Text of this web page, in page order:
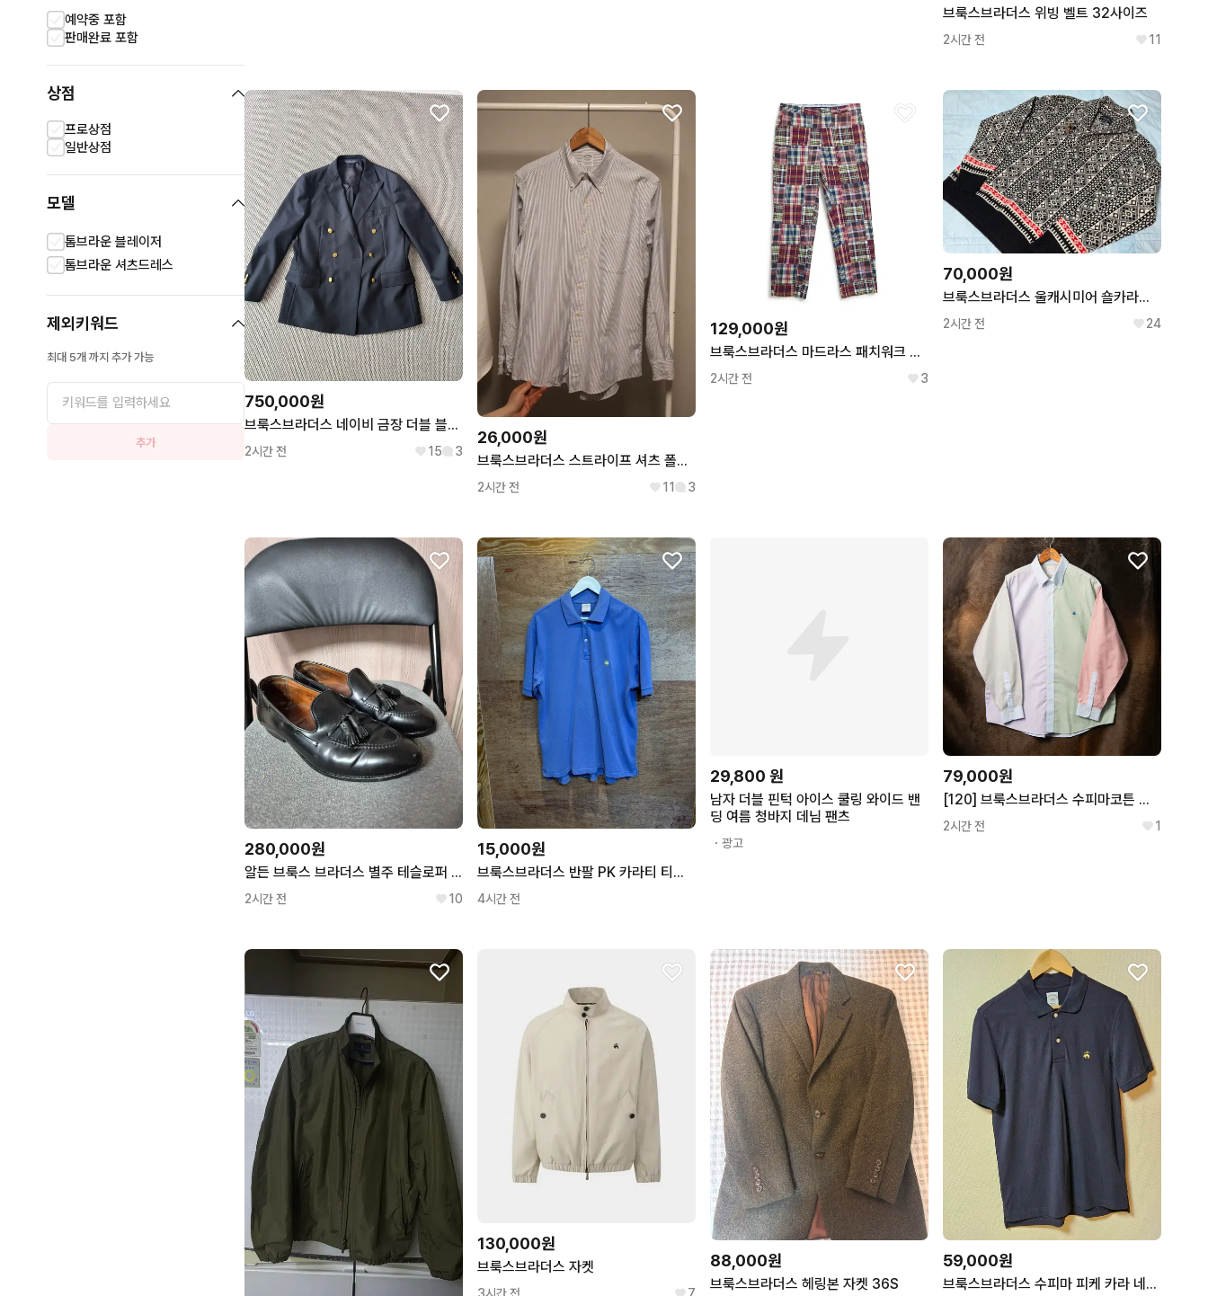
예약중 포함
판매완료 포함
상점
프로상점
일반상점
모델
톰브라운 블레이저
톰브라운 셔츠드레스
제외키워드
최대 5개 까지 추가 가능
추가
브룩스브라더스 위빙 벨트 32사이즈
2시간 전 11
750,000원
브룩스브라더스 네이비 금장 더블 블레이저
2시간 전 15 3
26,000원
브룩스브라더스 스트라이프 셔츠 폴로 랄프로렌 옥스퍼드 셔츠
2시간 전 11 3
129,000원
브룩스브라더스 마드라스 패치워크 팬츠
2시간 전 3
70,000원
브룩스브라더스 울캐시미어 숄카라니트
2시간 전 24
280,000원
알든 브룩스 브라더스 별주 테슬로퍼 코도반 블랙 280 664
2시간 전 10
15,000원
브룩스브라더스 반팔 PK 카라티 티셔츠 M사이즈
4시간 전
29,800 원
남자 더블 핀턱 아이스 쿨링 와이드 밴
딩 여름 청바지 데님 팬츠
・광고
79,000원
[120] 브룩스브라더스 수피마코튼 컬러블럭 옥스포드 셔츠 신품
2시간 전 1
130,000원
브룩스브라더스 자켓 88,000원
브룩스브라더스 헤링본 자켓 36S
59,000원
브룩스브라더스 수피마 피케 카라 네이비